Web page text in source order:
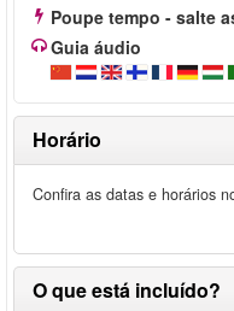
Poupe tempo - salte
Guia áudio
Horário
Confira as datas e horários
O que está incluído?